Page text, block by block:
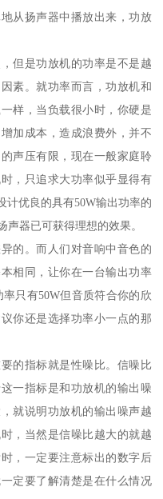
从扬声器中播放出来，功放
但是功放机的功率是不是越
素。就功率而言，功放机和
样，当负载很小时，你硬是
加成本，造成浪费外，并不
声压有限，现在一般家庭聆
，只追求大功率似乎显得有
计优良的具有50W输出功率的
声器已可获得理想的效果。
的。而人们对音响中音色的
相同，让你在一台输出功率
只有50W但音质符合你的欣
你还是选择功率小一点的那
的指标就是性噪比。信噪比
一指标是和功放机的输出噪
就说明功放机的输出噪声越
，当然是信噪比越大的就越
，一定要注意标出的数字后
定要了解清楚是在什么情况